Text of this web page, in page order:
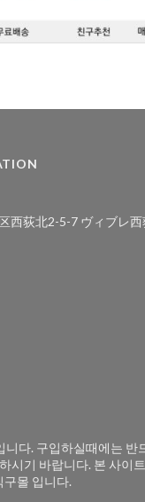
西荻北2-5-7 ヴィブレ西
다. 구입하실때에는 반
시기 바랍니다. 본 사이
구몰 입니다.